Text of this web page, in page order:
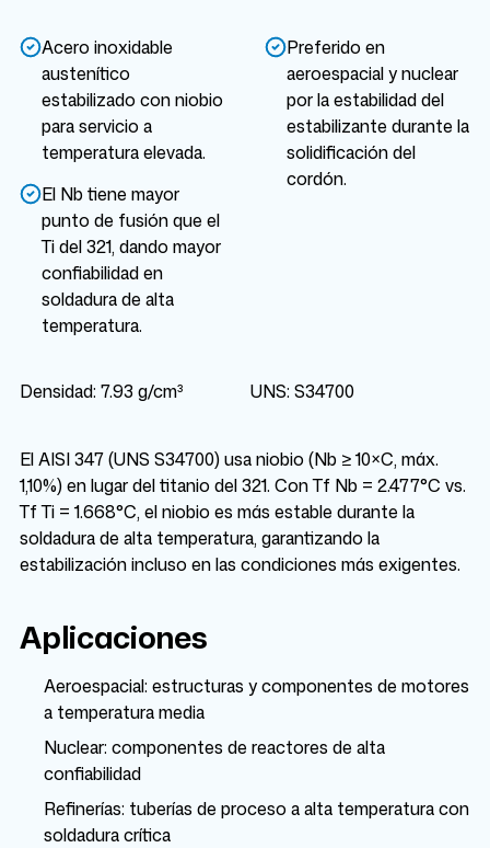
Acero inoxidable
austenítico
estabilizado con niobio
para servicio a
temperatura elevada.
El Nb tiene mayor
punto de fusión que el
Ti del 321, dando mayor
confiabilidad en
soldadura de alta
temperatura.
Preferido en
aeroespacial y nuclear
por la estabilidad del
estabilizante durante la
solidificación del
cordón.
Densidad: 7.93 g/cm³ UNS: S34700
El AISI 347 (UNS S34700) usa niobio (Nb ≥ 10×C, máx.
1,10%) en lugar del titanio del 321. Con Tf Nb = 2.477°C vs.
Tf Ti = 1.668°C, el niobio es más estable durante la
soldadura de alta temperatura, garantizando la
estabilización incluso en las condiciones más exigentes.
Aplicaciones
Aeroespacial: estructuras y componentes de motores
a temperatura media
Nuclear: componentes de reactores de alta
confiabilidad
Refinerías: tuberías de proceso a alta temperatura con
soldadura crítica